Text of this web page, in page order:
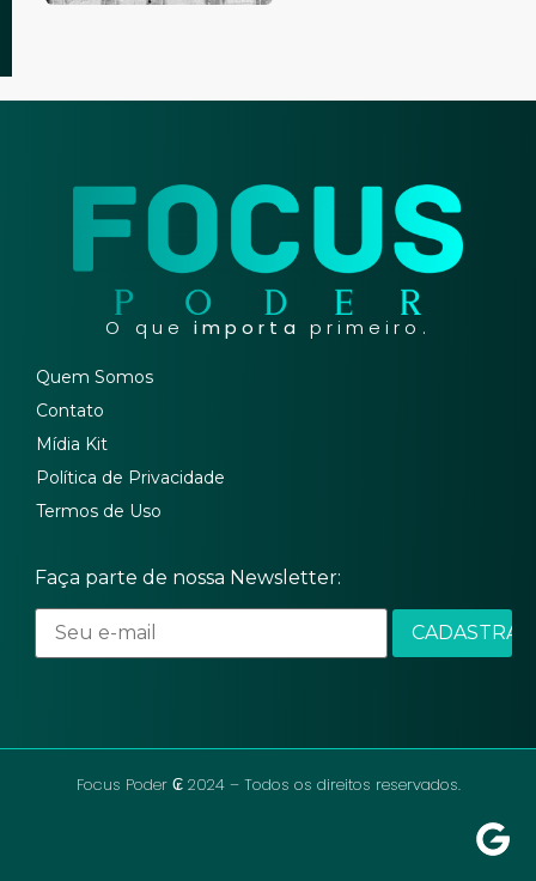
O que importa primeiro.
Quem Somos
Contato
Mídia Kit
Política de Privacidade
Termos de Uso
Faça parte de nossa Newsletter:
Focus Poder ₢ 2024 – Todos os direitos reservados.